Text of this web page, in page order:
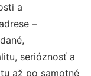
a
–
serióznosť a
až po samotné